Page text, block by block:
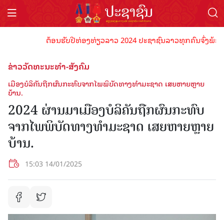
ຕ້ອນຮັບປີທ່ອງທ່ຽວລາວ 2024 ປະຊາຊົນລາວທຸກຄົນຈົ່ງພ້ອມ
ຂ່າວວັດທະນະທຳ-ສັງຄົມ
ເມືອງບໍລິຄັນຖືກຜົນກະທົບຈາກໄພພິບັດທາງທໍາມະຊາດ ເສຍຫາຍຫຼາຍ
ບ້ານ.
2024 ຜ່ານມາເມືອງບໍລິຄັນຖືກຜົນກະທົບ
ຈາກໄພພິບັດທາງທໍາມະຊາດ ເສຍຫາຍຫຼາຍ
ບ້ານ.
15:03 14/01/2025